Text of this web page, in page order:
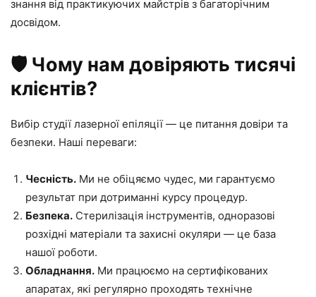
знання від практикуючих майстрів з багаторічним
досвідом.
🛡️ Чому нам довіряють тисячі
клієнтів?
Вибір студії лазерної епіляції — це питання довіри та
безпеки. Наші переваги:
Чесність. Ми не обіцяємо чудес, ми гарантуємо
результат при дотриманні курсу процедур.
Безпека. Стерилізація інструментів, одноразові
розхідні матеріали та захисні окуляри — це база
нашої роботи.
Обладнання. Ми працюємо на сертифікованих
апаратах, які регулярно проходять технічне